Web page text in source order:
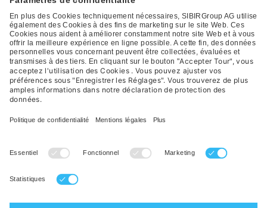
Contact
FAQ
Déclaration de protection